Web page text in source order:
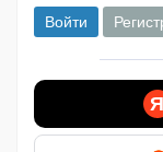
Войти
Я